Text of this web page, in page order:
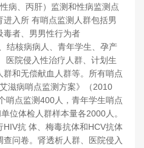
病、丙肝）监测和性病监测点
入所 有哨点监测人群包括男
毒者、男男性行为者
结核病病人、青年学生、孕产
医院侵入性治疗人群、计划生
和无偿献血人群等。所有哨点
滋病哨点监测方案》（2010
哨点监测400人，青年学生哨点
位体检人群样本量各2000人。
抗 体、梅毒抗体和HCV抗体
问卷。肾透析人群、医院侵入